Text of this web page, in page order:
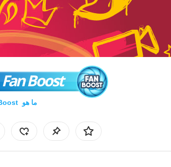
Fan Boost
ما هو Fan Boost؟